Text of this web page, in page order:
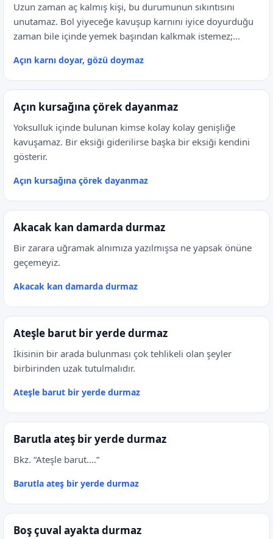
Uzun zaman aç kalmış kişi, bu durumunun sıkıntısını
unutamaz. Bol yiyeceğe kavuşup karnını iyice doyurduğu
zaman bile içinde yemek başından kalkmak istemez;...
Açın karnı doyar, gözü doymaz
Açın kursağına çörek dayanmaz
Yoksulluk içinde bulunan kimse kolay kolay genişliğe
kavuşamaz. Bir eksiği giderilirse başka bir eksiği kendini
gösterir.
Açın kursağına çörek dayanmaz
Akacak kan damarda durmaz
Bir zarara uğramak alnımıza yazılmışsa ne yapsak önüne
geçemeyiz.
Akacak kan damarda durmaz
Ateşle barut bir yerde durmaz
İkisinin bir arada bulunması çok tehlikeli olan şeyler
birbirinden uzak tutulmalıdır.
Ateşle barut bir yerde durmaz
Barutla ateş bir yerde durmaz
Bkz. “Ateşle barut….”
Barutla ateş bir yerde durmaz
Boş çuval ayakta durmaz